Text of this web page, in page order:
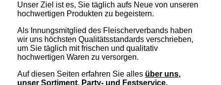
Unser Ziel ist es, Sie täglich aufs Neue von unseren
hochwertigen Produkten zu begeistern.
Als Innungsmitglied des Fleischerverbands haben
wir uns höchsten Qualitätsstandards verschrieben,
um Sie täglich mit frischen und qualitativ
hochwertigen Waren zu versorgen.
Auf diesen Seiten erfahren Sie alles über uns,
unser Sortiment, Party- und Festservice,